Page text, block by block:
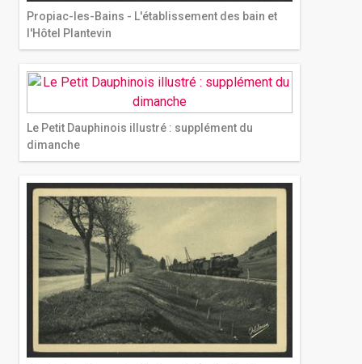
Propiac-les-Bains - L'établissement des bain et
l'Hôtel Plantevin
Le Petit Dauphinois illustré : supplément du
dimanche